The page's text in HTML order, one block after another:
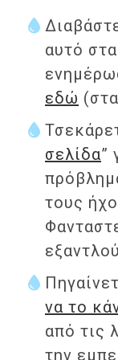
αυτό
εδώ
σελίδα”
τους
να το
από τις
την